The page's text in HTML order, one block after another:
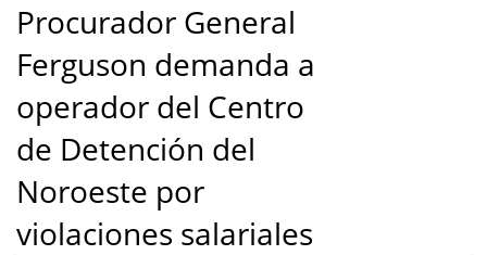
Procurador General
Ferguson demanda a
operador del Centro
de Detención del
Noroeste por
violaciones salariales